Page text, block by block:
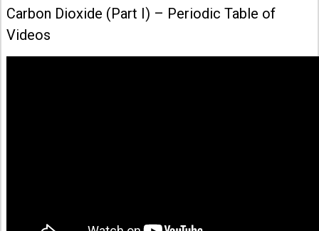
Carbon Dioxide (Part I) – Periodic Table of
Videos